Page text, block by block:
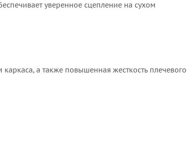
уверенное сцепление на сухом
а также повышенная жесткость плечевого